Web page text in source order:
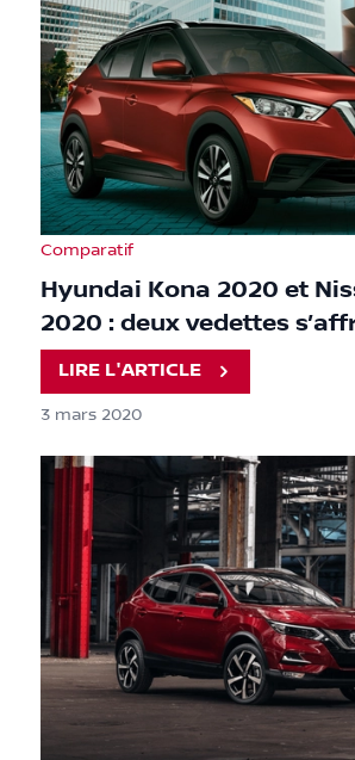
Comparatif
Hyundai Kona 2020 et
2020 : deux vedettes
LIRE L'ARTICLE
3 mars 2020